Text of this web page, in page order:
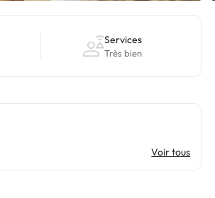
Services
Très bien
Voir tous